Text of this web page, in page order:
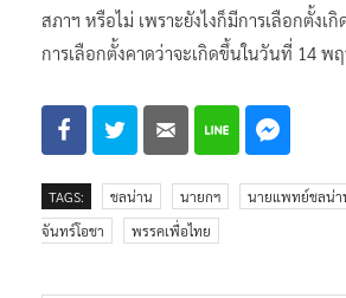
สภาฯ หรือไม่ เพราะยังไงก็มีการเลือกตั้ง
การเลือกตั้งคาดว่าจะเกิดขึ้นในวันที่ 14 พ
TAGS: ชลน่าน นายกฯ นายแพทย์ชลน่า
จันทร์โอชา
พรรคเพื่อไทย